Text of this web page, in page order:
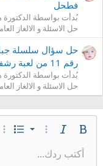
فطحل
بُدأت بواسطة
حل الاسئلة و الالغاز
حل سؤال سلسلة
رقم 11 من لعبة رشفة للمجموعة الثانية
بُدأت بواسطة
حل الاسئلة و الالغاز
غامق مائل خيارات إضافية…
قائمة
حجم الخط
9
لون النصعائلة الخط المحاذاة
محاذاة لليسار
تنسيق الفقرة إقتباسميديا إدراج جدول إعادة تبديل الـ BB codeإزالة التنسيقأكتب ردك...